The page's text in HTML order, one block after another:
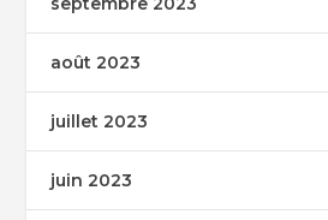
août 2023
juillet 2023
juin 2023